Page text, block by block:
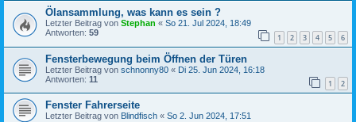
Ölansammlung, was kann es sein ?
Letzter Beitrag von Stephan « So 21. Jul 2024, 18:49
Antworten: 59 1 2 3 4 5 6
Fensterbewegung beim Öffnen der Türen
Letzter Beitrag von schnonny80 « Di 25. Jun 2024, 16:18
Antworten: 11 1 2
Fenster Fahrerseite
Letzter Beitrag von Blindfisch « So 2. Jun 2024, 17:51